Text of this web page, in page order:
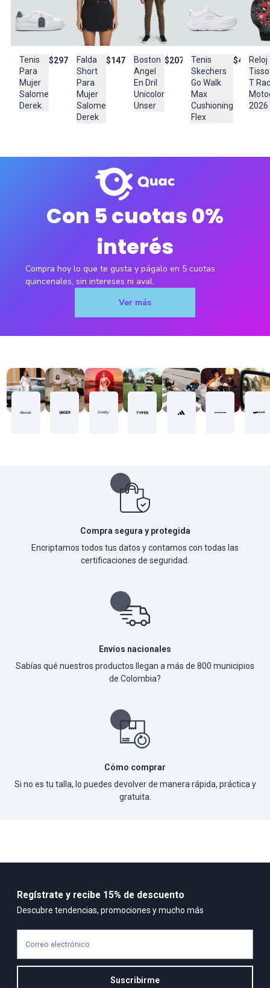
Tenis
Para
Mujer
Salome
Derek
$297.900Falda
Short
Para
Mujer
Salome
Derek
$147.900Boston
Angel
En Dril
Unicolor
Unser
$207.900Tenis
Skechers
Go Walk
Max
Cushioning
Flex
$435.950
Reloj
T
2026
Con 5 cuotas 0%
interés
Compra hoy lo que te gusta y págalo en 5 cuotas
quincenales, sin intereses ni aval.
Ver más
Compra segura y protegida
Encriptamos todos tus datos y contamos con todas las
certificaciones de seguridad.
Envíos nacionales
Sabías qué nuestros productos llegan a más de 800 municipios
de Colombia?
Cómo comprar
Si no es tu talla, lo puedes devolver de manera rápida, práctica y
gratuita.
Regístrate y recibe 15% de descuento
Descubre tendencias, promociones y mucho más
Correo electrónico
Suscribirme